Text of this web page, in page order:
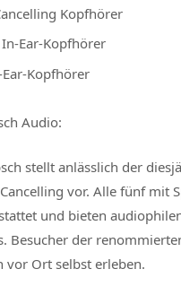
Kopfhörer
Ear-Kopfhörer
Kopfhörer
Audio:
stellt anlässlich der
vor. Alle fünf mit
und bieten
der
vor Ort selbst erleben.